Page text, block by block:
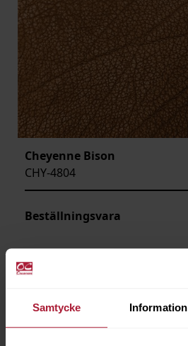
Samtycke Information
Cheyenne Bison
CHY-4804
Beställningsvara